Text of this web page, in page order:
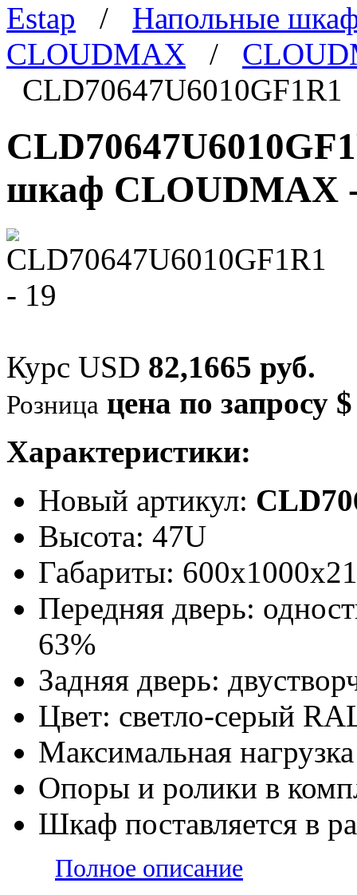
Estap / Напольные
CLOUDMAX /
CLD70647U6010GF1R1
шкаф CLOUDMAX -
Курс USD 82,1665 руб.
Розница цена по запросу $
Характеристики:
Новый артикул:
Высота: 47U
Габариты:
Передняя дверь:
63%
Задняя дверь:
Цвет: светло-серый
Максимальная
Опоры и ролики в
Шкаф поставляется в
Полное описание